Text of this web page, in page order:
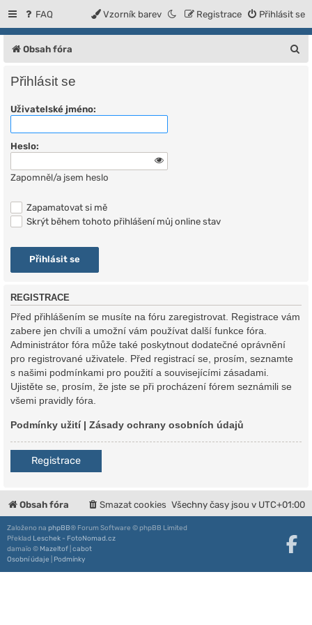
FAQ Přihlásit se
Registrace
Vzorník barev
Obsah fóra
Přihlásit se
Uživatelské jméno:
Heslo:
Zapomněl/a jsem heslo
Zapamatovat si mě
Skrýt během tohoto přihlášení můj online stav
REGISTRACE
Před přihlášením se musíte na fóru zaregistrovat. Registrace vám
zabere jen chvíli a umožní vám používat další funkce fóra.
Administrátor fóra může také poskytnout dodatečné oprávnění
pro registrované uživatele. Před registrací se, prosím, seznamte
s našimi podmínkami pro použití a souvisejícími zásadami.
Ujistěte se, prosím, že jste se při procházení fórem seznámili se
všemi pravidly fóra.
Podmínky užití| Zásady ochrany osobních údajů
Registrace
Obsah fóra Všechny časy jsou v UTC+01:00
Smazat cookies
Založeno na phpBB® Forum Software © phpBB Limited
Překlad Leschek - FotoNomad.cz
damaïo © Mazeltof cabot
Osobní údaje
Podmínky